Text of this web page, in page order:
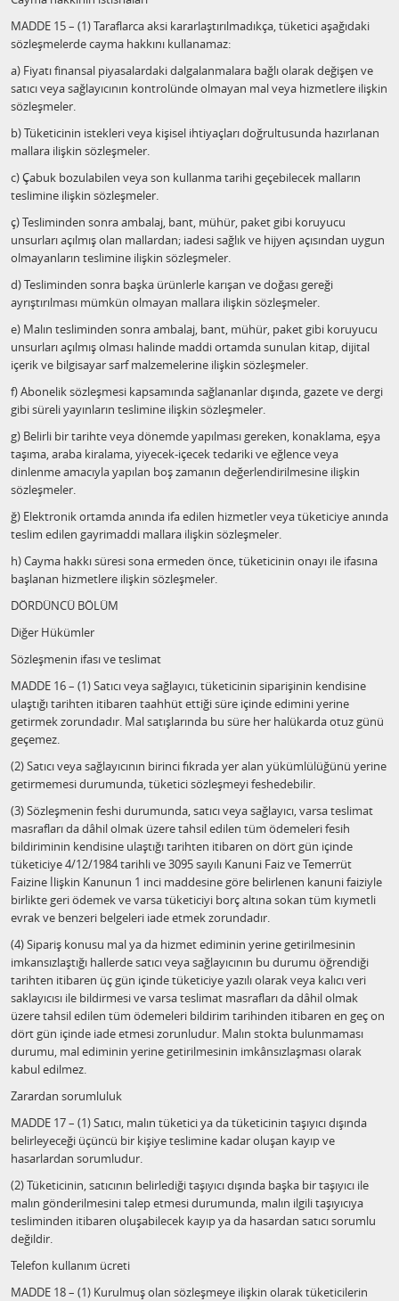
MADDE 15 – (1) Taraflarca aksi kararlaştırılmadıkça, tüketici aşağıdaki
sözleşmelerde cayma hakkını kullanamaz:
a) Fiyatı finansal piyasalardaki dalgalanmalara bağlı olarak değişen ve
satıcı veya sağlayıcının kontrolünde olmayan mal veya hizmetlere ilişkin
sözleşmeler.
b) Tüketicinin istekleri veya kişisel ihtiyaçları doğrultusunda hazırlanan
mallara ilişkin sözleşmeler.
c) Çabuk bozulabilen veya son kullanma tarihi geçebilecek malların
teslimine ilişkin sözleşmeler.
ç) Tesliminden sonra ambalaj, bant, mühür, paket gibi koruyucu
unsurları açılmış olan mallardan; iadesi sağlık ve hijyen açısından uygun
olmayanların teslimine ilişkin sözleşmeler.
d) Tesliminden sonra başka ürünlerle karışan ve doğası gereği
ayrıştırılması mümkün olmayan mallara ilişkin sözleşmeler.
e) Malın tesliminden sonra ambalaj, bant, mühür, paket gibi koruyucu
unsurları açılmış olması halinde maddi ortamda sunulan kitap, dijital
içerik ve bilgisayar sarf malzemelerine ilişkin sözleşmeler.
f) Abonelik sözleşmesi kapsamında sağlananlar dışında, gazete ve dergi
gibi süreli yayınların teslimine ilişkin sözleşmeler.
g) Belirli bir tarihte veya dönemde yapılması gereken, konaklama, eşya
taşıma, araba kiralama, yiyecek-içecek tedariki ve eğlence veya
dinlenme amacıyla yapılan boş zamanın değerlendirilmesine ilişkin
sözleşmeler.
ğ) Elektronik ortamda anında ifa edilen hizmetler veya tüketiciye anında
teslim edilen gayrimaddi mallara ilişkin sözleşmeler.
h) Cayma hakkı süresi sona ermeden önce, tüketicinin onayı ile ifasına
başlanan hizmetlere ilişkin sözleşmeler.
DÖRDÜNCÜ BÖLÜM
Diğer Hükümler
Sözleşmenin ifası ve teslimat
MADDE 16 – (1) Satıcı veya sağlayıcı, tüketicinin siparişinin kendisine
ulaştığı tarihten itibaren taahhüt ettiği süre içinde edimini yerine
getirmek zorundadır. Mal satışlarında bu süre her halükarda otuz günü
geçemez.
(2) Satıcı veya sağlayıcının birinci fıkrada yer alan yükümlülüğünü yerine
getirmemesi durumunda, tüketici sözleşmeyi feshedebilir.
(3) Sözleşmenin feshi durumunda, satıcı veya sağlayıcı, varsa teslimat
masrafları da dâhil olmak üzere tahsil edilen tüm ödemeleri fesih
bildiriminin kendisine ulaştığı tarihten itibaren on dört gün içinde
tüketiciye 4/12/1984 tarihli ve 3095 sayılı Kanuni Faiz ve Temerrüt
Faizine İlişkin Kanunun 1 inci maddesine göre belirlenen kanuni faiziyle
birlikte geri ödemek ve varsa tüketiciyi borç altına sokan tüm kıymetli
evrak ve benzeri belgeleri iade etmek zorundadır.
(4) Sipariş konusu mal ya da hizmet ediminin yerine getirilmesinin
imkansızlaştığı hallerde satıcı veya sağlayıcının bu durumu öğrendiği
tarihten itibaren üç gün içinde tüketiciye yazılı olarak veya kalıcı veri
saklayıcısı ile bildirmesi ve varsa teslimat masrafları da dâhil olmak
üzere tahsil edilen tüm ödemeleri bildirim tarihinden itibaren en geç on
dört gün içinde iade etmesi zorunludur. Malın stokta bulunmaması
durumu, mal ediminin yerine getirilmesinin imkânsızlaşması olarak
kabul edilmez.
Zarardan sorumluluk
MADDE 17 – (1) Satıcı, malın tüketici ya da tüketicinin taşıyıcı dışında
belirleyeceği üçüncü bir kişiye teslimine kadar oluşan kayıp ve
hasarlardan sorumludur.
(2) Tüketicinin, satıcının belirlediği taşıyıcı dışında başka bir taşıyıcı ile
malın gönderilmesini talep etmesi durumunda, malın ilgili taşıyıcıya
tesliminden itibaren oluşabilecek kayıp ya da hasardan satıcı sorumlu
değildir.
Telefon kullanım ücreti
MADDE 18 – (1) Kurulmuş olan sözleşmeye ilişkin olarak tüketicilerin